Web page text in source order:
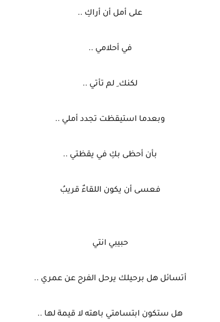
على أمل أن أراكِ ..
في أحلامي ..
لكنك ِ لم تأتي ..
وبعدما استيقظت تجدد أملي ..
بأن أحظى بكِ في يقظتي ..
فعسى أن يكون اللقاءٌ قريبُ
حبيبي انتي
أتسائل هل برحيلك يرحل الفرح عن عمري ..
هل ستكون ابتسامتي باهته لا قيمة لها ..